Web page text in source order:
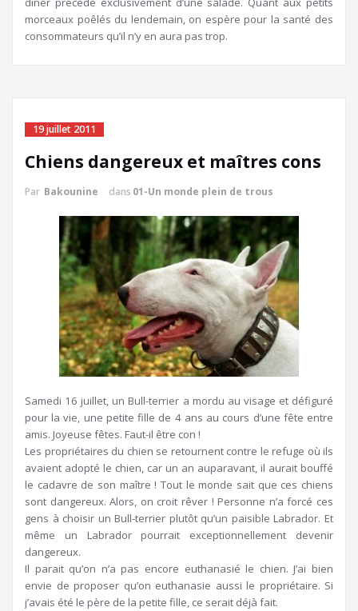
morceaux poêlés du lendemain, on espère pour la santé des
consommateurs qu’il n’y en aura pas trop.
19 juillet 2011
Chiens dangereux et maîtres cons
Par Bakounine dans 01-Un monde plein de trous
Samedi 16 juillet, un Bull-terrier a mordu au visage et défiguré
pour la vie, une petite fille de 4 ans au cours d’une fête entre
amis. Joyeuse fêtes. Faut-il être con !
Les propriétaires du chien se retournent contre le refuge où ils
avaient adopté le chien, car un an auparavant, il aurait bouffé
le cadavre de son maître ! Tout le monde sait que ces chiens
sont dangereux. Alors, on croit rêver ! Personne n’a forcé ces
gens à choisir un Bull-terrier plutôt qu’un paisible Labrador. Et
même un Labrador pourrait exceptionnellement devenir
dangereux.
Il parait qu’on n’a pas encore euthanasié le chien. J’ai bien
envie de proposer qu’on euthanasie aussi le propriétaire. Si
j’avais été le père de la petite fille, ce serait déjà fait.